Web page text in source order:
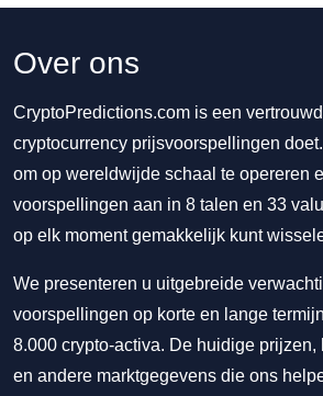
Over ons
CryptoPredictions.com is een
cryptocurrency prijsvoorspellingen
om op wereldwijde schaal te opereren
voorspellingen aan in 8 talen en 33
op elk moment gemakkelijk kunt
We presenteren u uitgebreide
voorspellingen op korte en lange
8.000 crypto-activa. De huidige prijzen,
en andere marktgegevens die ons